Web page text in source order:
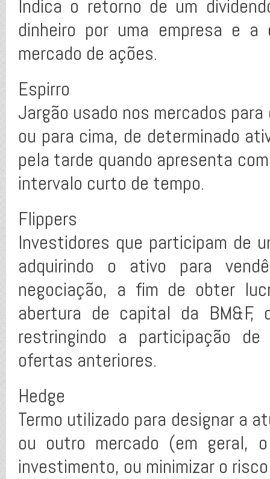
Indica o retorno de um
dinheiro por uma empresa e
mercado de ações.
Espirro
Jargão usado nos mercados
ou para cima, de determinado
pela tarde quando apresenta
intervalo curto de tempo.
Flippers
Investidores que participam de
adquirindo o ativo para
negociação, a fim de obter
abertura de capital da BM&F,
restringindo a participação de
ofertas anteriores.
Hedge
Termo utilizado para designar a
ou outro mercado (em geral,
investimento, ou minimizar o